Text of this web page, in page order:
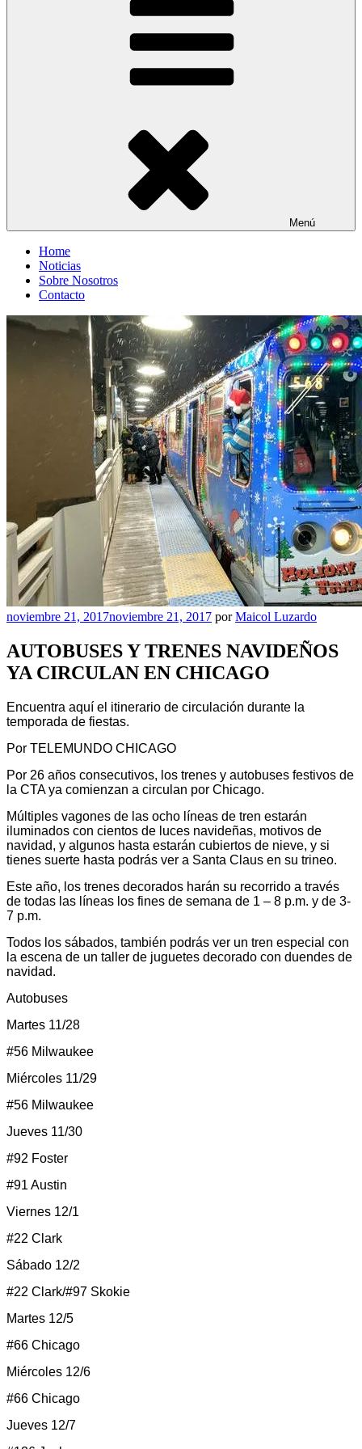
Menú
Home
Noticias
Sobre Nosotros
Contacto
Publicado
noviembre 21, 2017noviembre 21, 2017 porMaicol Luzardo
AUTOBUSES Y TRENES NAVIDEÑOS
YA CIRCULAN EN CHICAGO
Encuentra aquí el itinerario de circulación durante la
temporada de fiestas.
Por TELEMUNDO CHICAGO
Por 26 años consecutivos, los trenes y autobuses festivos de
la CTA ya comienzan a circulan por Chicago.
Múltiples vagones de las ocho líneas de tren estarán
iluminados con cientos de luces navideñas, motivos de
navidad, y algunos hasta estarán cubiertos de nieve, y si
tienes suerte hasta podrás ver a Santa Claus en su trineo.
Este año, los trenes decorados harán su recorrido a través
de todas las líneas los fines de semana de 1 – 8 p.m. y de 3-
7 p.m.
Todos los sábados, también podrás ver un tren especial con
la escena de un taller de juguetes decorado con duendes de
navidad.
Autobuses
Martes 11/28
#56 Milwaukee
Miércoles 11/29
#56 Milwaukee
Jueves 11/30
#92 Foster
#91 Austin
Viernes 12/1
#22 Clark
Sábado 12/2
#22 Clark/#97 Skokie
Martes 12/5
#66 Chicago
Miércoles 12/6
#66 Chicago
Jueves 12/7